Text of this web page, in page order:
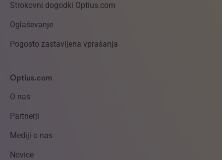
Strokovni dogodki Optius.com
Oglaševanje
Pogosto zastavljena vprašanja
Optius.com
O nas
Partnerji
Mediji o nas
Novice